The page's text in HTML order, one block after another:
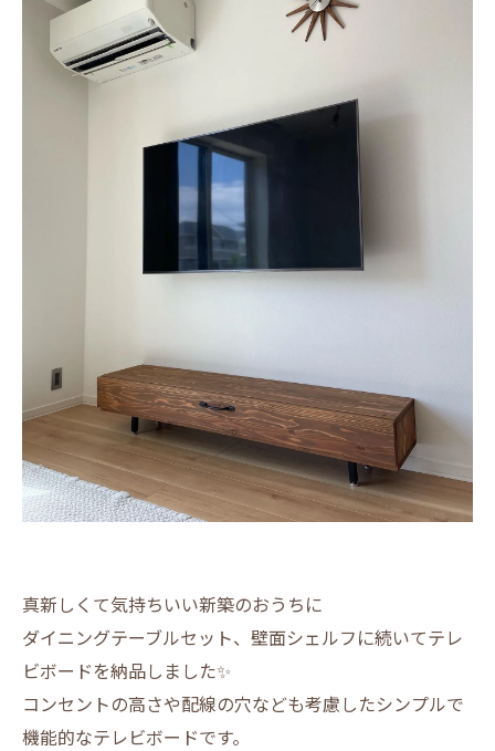
真新しくて気持ちいい新築のおうちに
ダイニングテーブルセット、壁面シェルフに続いてテレ
ビボードを納品しました✨
コンセントの高さや配線の穴なども考慮したシンプルで
機能的なテレビボードです。